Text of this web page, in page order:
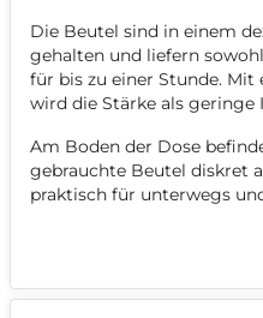
Die Beutel sind in einem
gehalten und liefern
für bis zu einer Stunde.
wird die Stärke als geringe
Am Boden der Dose
gebrauchte Beutel diskret
praktisch für unterwegs